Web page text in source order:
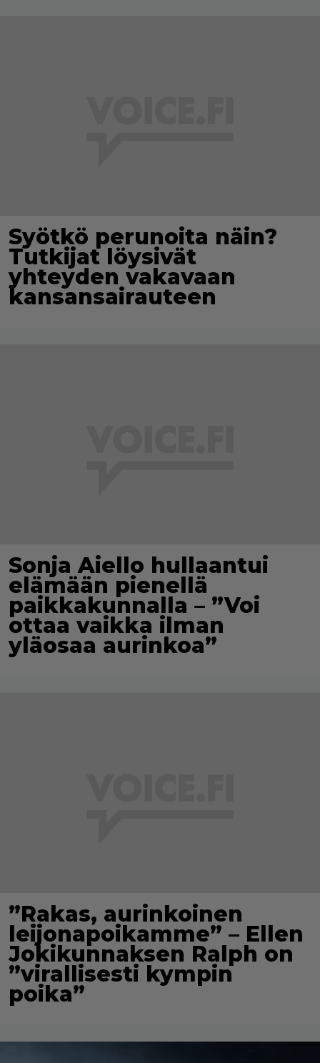
Syötkö perunoita näin?
Tutkijat löysivät
yhteyden vakavaan
kansansairauteen
Sonja Aiello hullaantui
elämään pienellä
paikkakunnalla – ”Voi
ottaa vaikka ilman
yläosaa aurinkoa”
”Rakas, aurinkoinen
leijonapoikamme” – Ellen
Jokikunnaksen Ralph on
”virallisesti kympin
poika”